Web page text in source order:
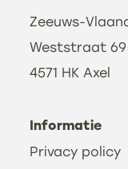
Zeeuws-
Weststraat 69
4571 HK Axel
Informatie
Privacy policy